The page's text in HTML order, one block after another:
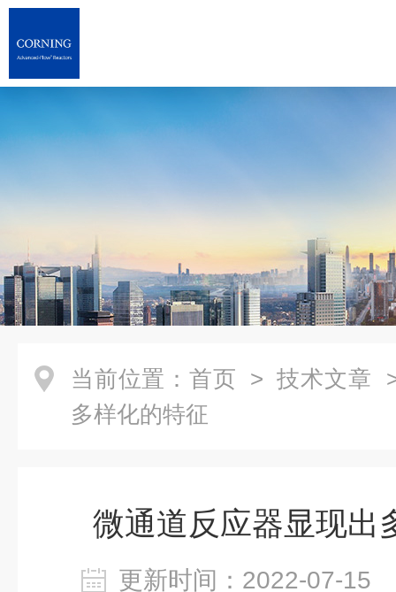
当前位置： 首页 > 技术文章
多样化的特征
微通道反应器显现出
更新时间：2022-07-